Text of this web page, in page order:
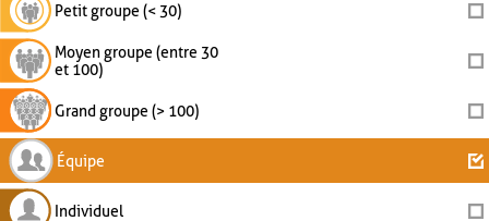
Petit groupe (< 30)
Moyen groupe (entre 30
et 100)
Grand groupe (> 100)
Équipe
Individuel